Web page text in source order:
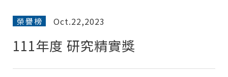
榮譽榜 Oct.22,2023
111年度 研究精實獎